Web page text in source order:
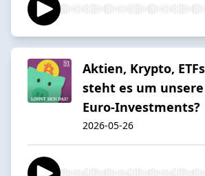
Aktien, Krypto,
steht es um unsere
Euro-Investments?
2026-05-26